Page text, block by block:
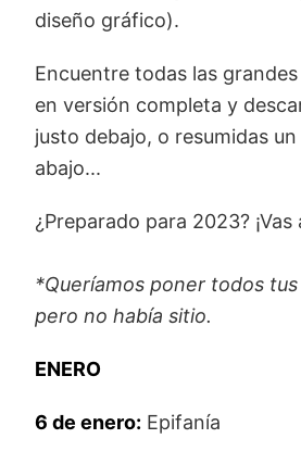
diseño gráfico).
Encuentre todas las
en versión completa y
justo debajo, o resumidas
abajo...
¿Preparado para 2023?
*Queríamos poner todos
pero no había sitio.
ENERO
6 de enero: Epifanía